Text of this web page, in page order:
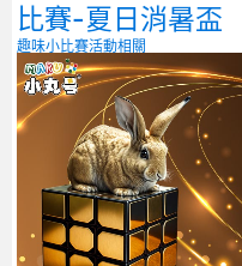
比賽-夏日消暑盃
趣味小比賽活動相關